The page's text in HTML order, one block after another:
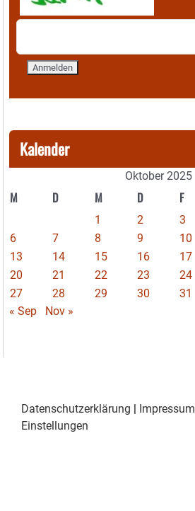
Kalender
Oktober 2025
M D M D F
1 2 3
6
7 8 9 10
13
14 15 16 17
20
21 22 23 24
27
28 29 30
31
« Sep
Nov »
Datenschutzerklärung Impressum
Einstellungen